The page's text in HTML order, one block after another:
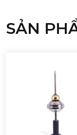
Kim thu sét
Kim thu sét
những thiết bị
công trình, tòa
SẢN